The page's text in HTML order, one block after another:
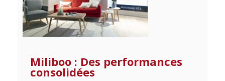
Miliboo : Des performances
consolidées